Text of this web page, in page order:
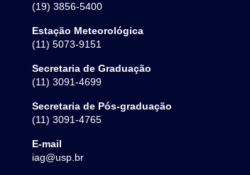
(19) 3856-5400
Estação Meteorológica
(11) 5073-9151
Secretaria de Graduação
(11) 3091-4699
Secretaria de Pós-graduação
(11) 3091-4765
E-mail
iag@usp.br